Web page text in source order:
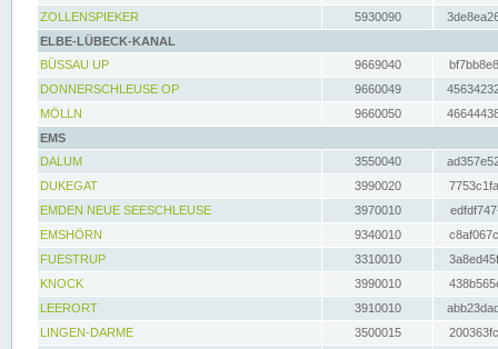
ZOLLENSPIEKER
5930090
ELBE-LÜBECK-KANAL
BÜSSAU UP
9669040
DONNERSCHLEUSE OP
9660049
MÖLLN
9660050
EMS
DALUM
3550040
DUKEGAT
3990020
EMDEN NEUE SEESCHLEUSE
3970010
EMSHÖRN
9340010
FUESTRUP
3310010
KNOCK
3990010
LEERORT
3910010
LINGEN-DARME
3500015